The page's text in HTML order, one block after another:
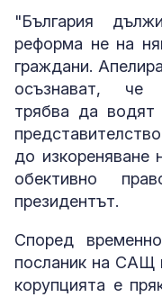
"България
реформа не на
граждани.
осъзнават, че
трябва да
до изкореняване
обективно
президентът.
Според
посланик на САЩ
корупцията е